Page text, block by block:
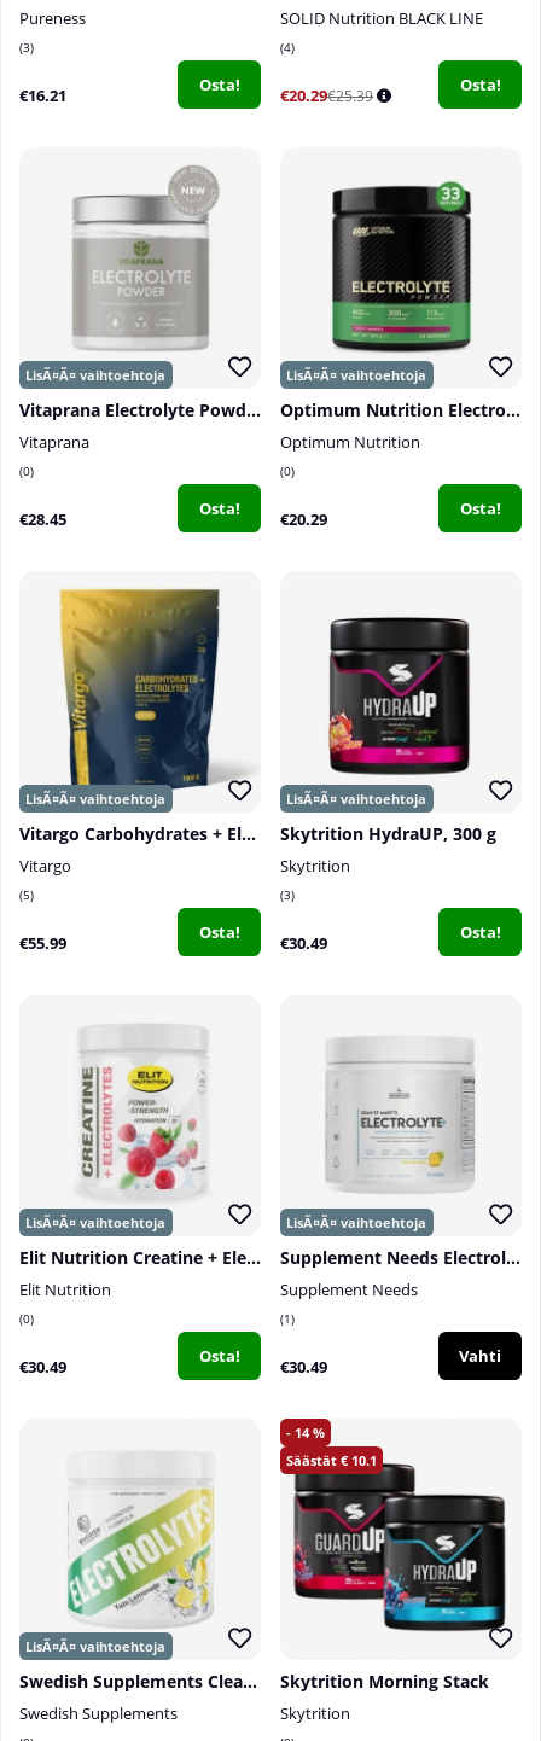
Pureness
3
€16.21 Osta!
SOLID Nutrition BLACK LINE
4
€20.29€25.39
Osta!
Vitaprana Electrolyte Powder, 375 g
Vitaprana
0
€28.45 Osta!
Optimum Nutrition Electrolyte Powder, 264 g
Optimum Nutrition
0
€20.29 Osta!
Vitargo Carbohydrates + Electrolytes, 1500 g
Vitargo
5
€55.99 Osta!
Skytrition HydraUP, 300 g
Skytrition
3
€30.49 Osta!
Elit Nutrition Creatine + Electrolytes, 270 g
Elit Nutrition
0
€30.49 Osta!
Supplement Needs Electrolyte+, 210 g
Supplement Needs
1
€30.49 Vahti
Swedish Supplements Clear Electrolytes, 240 g
Swedish Supplements
14
10.1
Skytrition Morning Stack
Skytrition